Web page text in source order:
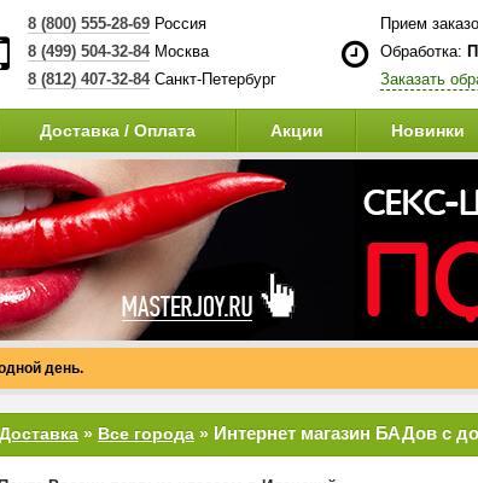
8 (800) 555-28-69Россия
8 (499) 504-32-84Москва
8 (812) 407-32-84 Санкт-Петербург
Прием
Обработка:
Заказать
Доставка / Оплата Акции Новинки
день.
Доставка » Все города » Интернет магазин БАДов с